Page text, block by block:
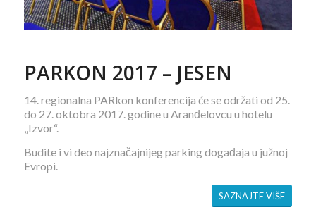
PARKON 2017 – JESEN
14. regionalna PARkon konferencija će se održati od 25.
do 27. oktobra 2017. godine u Aranđelovcu u hotelu
„Izvor“.
Budite i vi deo najznačajnijeg parking događaja u južnoj
Evropi.
SAZNAJTE VIŠE